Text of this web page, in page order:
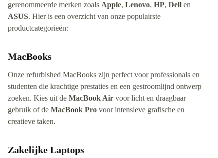
gerenommeerde merken zoals Apple, Lenovo, HP, Dell en
ASUS. Hier is een overzicht van onze populairste
productcategorieën:
MacBooks
Onze refurbished MacBooks zijn perfect voor professionals en
studenten die krachtige prestaties en een gestroomlijnd ontwerp
zoeken. Kies uit de MacBook Air voor licht en draagbaar
gebruik of de MacBook Pro voor intensieve grafische en
creatieve taken.
Zakelijke Laptops